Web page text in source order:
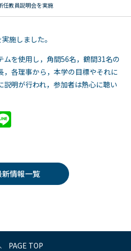
任教員説明会を実施
施しました。
ムを使用し，角間56名，鶴間31名の
，各理事から，本学の目標やそれに
説明が行われ，参加者は熱心に聴い
新情報一覧
PAGE TOP